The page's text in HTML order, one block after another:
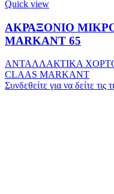
Quick view
ΑΚΡΑΞΟΝΙΟ
MARKANT 65
ΑΝΤΑΛΛΑΚΤΙΚΑ
CLAAS MARKANT
Συνδεθείτε για να δείτε τις